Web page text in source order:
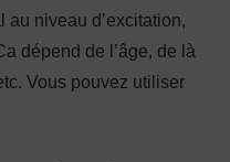
au niveau d’excitation,
dépend de l’âge, de là
Vous pouvez utiliser